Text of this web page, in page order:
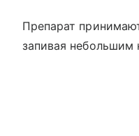
Препарат
запивая небольшим